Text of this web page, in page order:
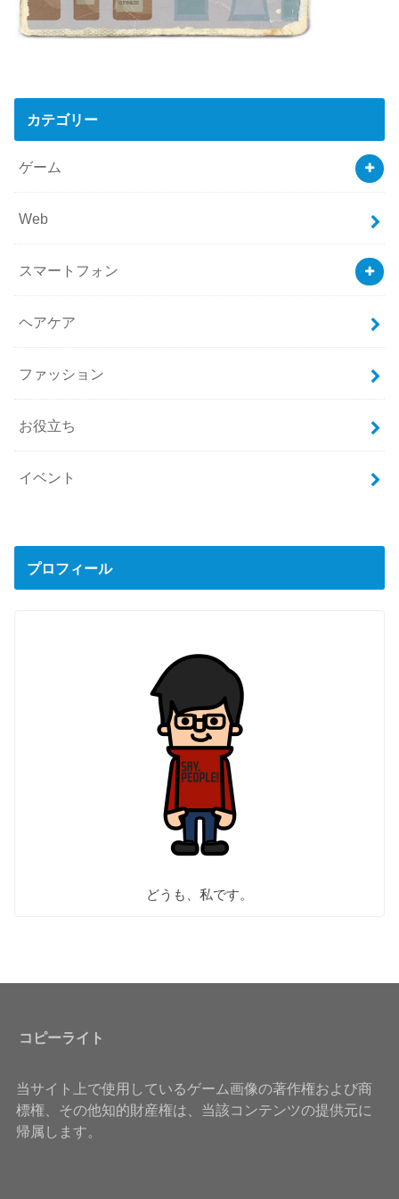
カテゴリー
ゲーム
Web
スマートフォン
ヘアケア
ファッション
お役立ち
イベント
プロフィール
どうも、私です。
コピーライト
当サイト上で使用しているゲーム画像の著作権および商
標権、その他知的財産権は、当該コンテンツの提供元に
帰属します。